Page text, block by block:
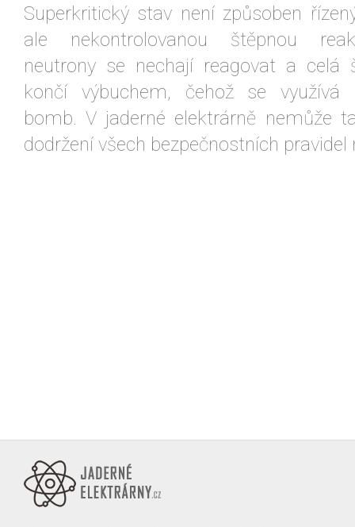
Superkritický stav není způsoben
ale nekontrolovanou štěpnou
neutrony se nechají reagovat a celá
končí výbuchem, čehož se využívá
bomb. V jaderné elektrárně nemůže
dodržení všech bezpečnostních pravidel